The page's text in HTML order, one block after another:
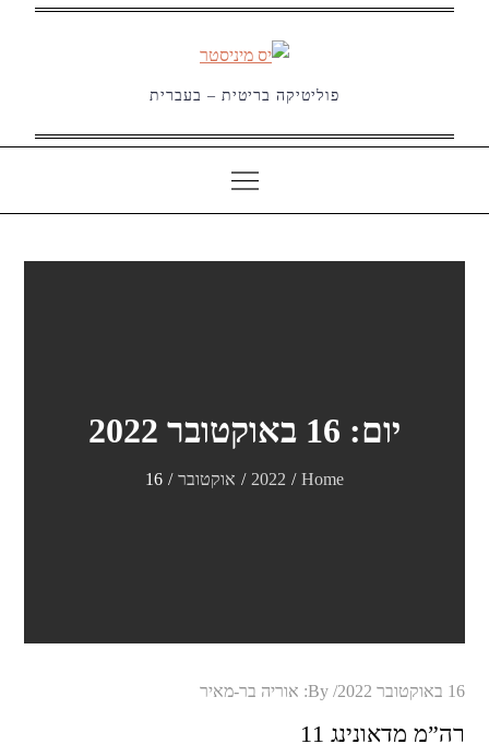
פוליטיקה בריטית – בעברית
יום: 16 באוקטובר 2022
Home
2022 אוקטובר 16
Posted
16 באוקטובר 2022 By: אוריה בר-מאיר
רה”מ מדאונינג 11